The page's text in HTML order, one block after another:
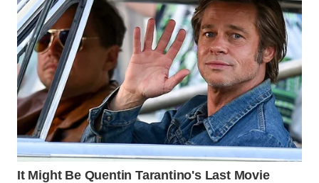
WN
MANDALIKA
WN
LIKUPANG
WN
LABUANBAJO